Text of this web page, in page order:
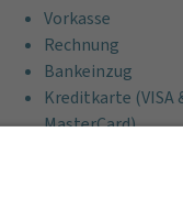
Vorkasse
Rechnung
Bankeinzug
Kreditkarte (VISA
MasterCard)